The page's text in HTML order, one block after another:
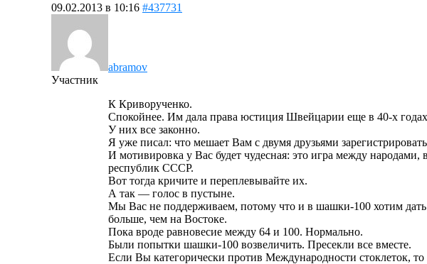
09.02.2013 в 10:16 #437731
abramov
Участник
К Криворученко.
Спокойнее. Им дала права юстиция Швейцарии еще в 40-х
У них все законно.
Я уже писал: что мешает Вам с двумя друзьями
И мотивировка у Вас будет чудесная: это игра между
республик СССР.
Вот тогда кричите и переплевывайте их.
А так — голос в пустыне.
Мы Вас не поддерживаем, потому что и в шашки-100 хотим дать
больше, чем на Востоке.
Пока вроде равновесие между 64 и 100. Нормально.
Были попытки шашки-100 возвеличить. Пресекли все вместе.
Если Вы категорически против Международности стоклеток,